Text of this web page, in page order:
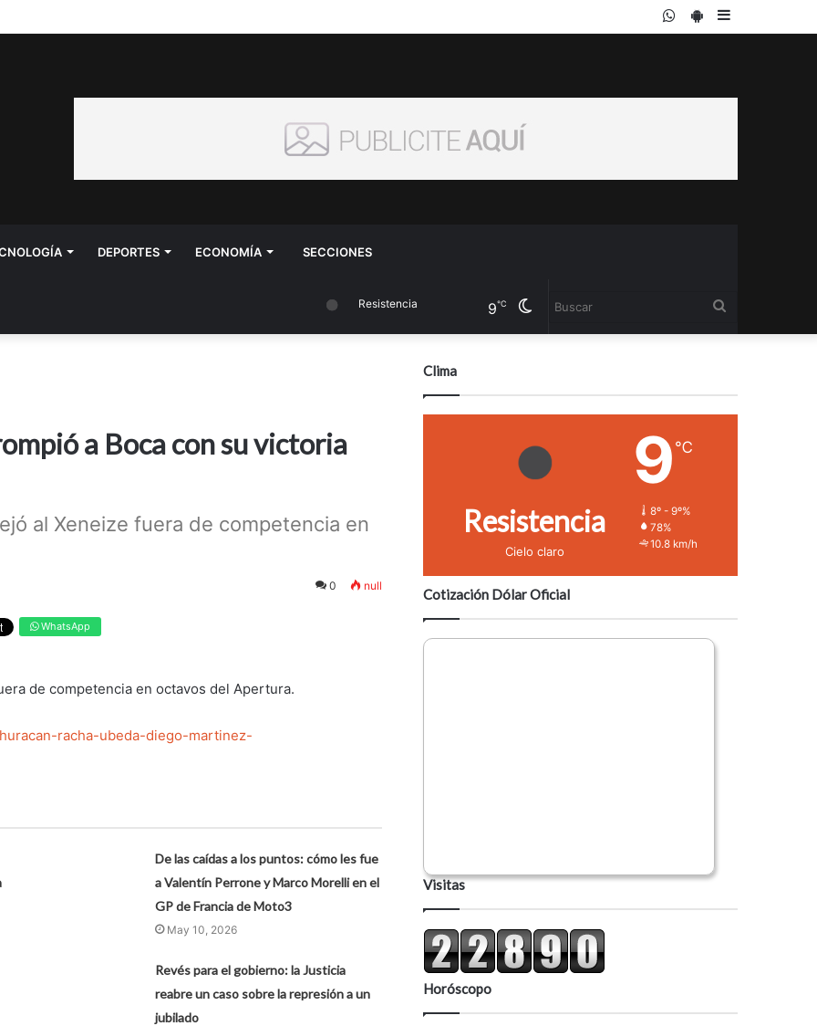
PlayStore
WhatsApp
DEPORTES ECONOMÍA SECCIONES
Cambiar
Resistencia 9℃
a Boca con su victoria
al Xeneize fuera de competencia en
0 null
WhatsApp
de competencia en octavos del Apertura.
racha-ubeda-diego-martinez-
De las caídas a los puntos: cómo les fue
a Valentín Perrone y Marco Morelli en el
GP de Francia de Moto3
May 10, 2026
Revés para el gobierno: la Justicia
reabre un caso sobre la represión a un
jubilado
Clima
Resistencia
Cielo claro
9 ℃
8º - 9º%
78%
10.8 km/h
Cotización Dólar Oficial
Visitas
Horóscopo